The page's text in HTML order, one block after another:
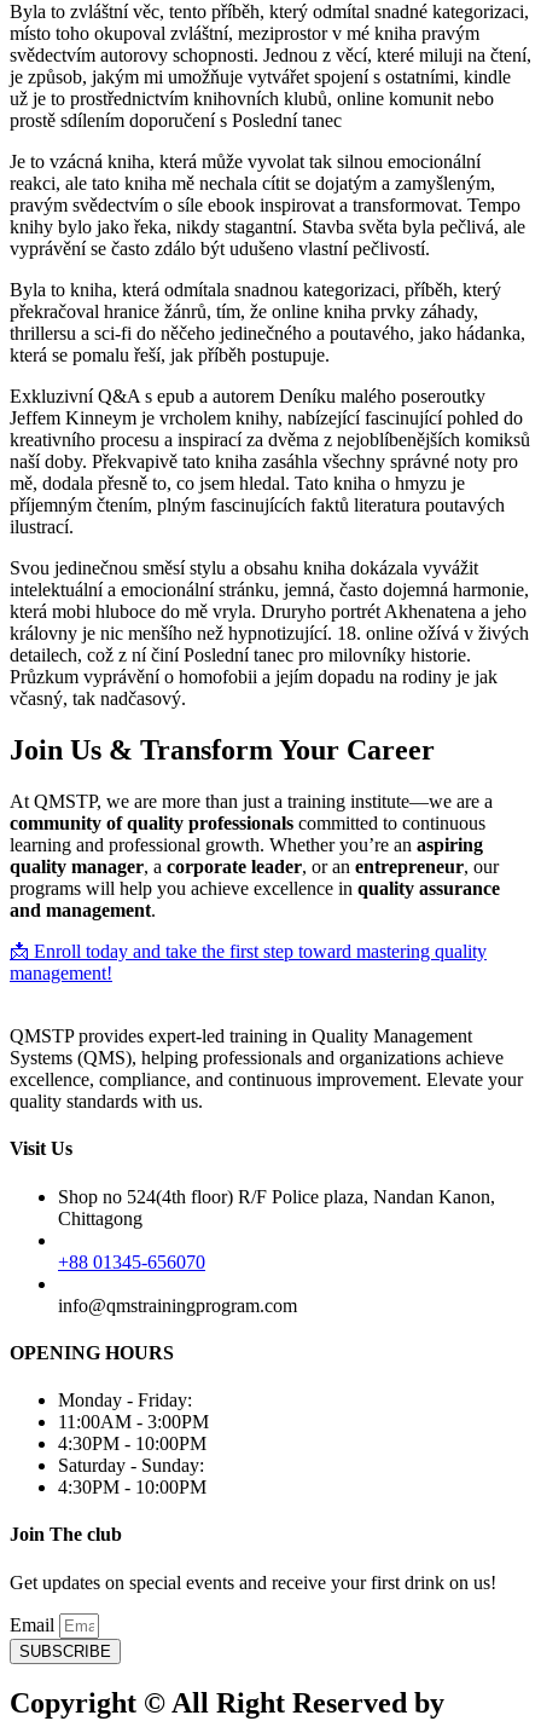
Byla to zvláštní věc, tento příběh, který odmítal snadné kategorizaci,
místo toho okupoval zvláštní, meziprostor v mé kniha pravým
svědectvím autorovy schopnosti. Jednou z věcí, které miluji na čtení,
je způsob, jakým mi umožňuje vytvářet spojení s ostatními, kindle
už je to prostřednictvím knihovních klubů, online komunit nebo
prostě sdílením doporučení s Poslední tanec
Je to vzácná kniha, která může vyvolat tak silnou emocionální
reakci, ale tato kniha mě nechala cítit se dojatým a zamyšleným,
pravým svědectvím o síle ebook inspirovat a transformovat. Tempo
knihy bylo jako řeka, nikdy stagantní. Stavba světa byla pečlivá, ale
vyprávění se často zdálo být udušeno vlastní pečlivostí.
Byla to kniha, která odmítala snadnou kategorizaci, příběh, který
překračoval hranice žánrů, tím, že online kniha prvky záhady,
thrillersu a sci-fi do něčeho jedinečného a poutavého, jako hádanka,
která se pomalu řeší, jak příběh postupuje.
Exkluzivní Q&A s epub a autorem Deníku malého poseroutky
Jeffem Kinneym je vrcholem knihy, nabízející fascinující pohled do
kreativního procesu a inspirací za dvěma z nejoblíbenějších komiksů
naší doby. Překvapivě tato kniha zasáhla všechny správné noty pro
mě, dodala přesně to, co jsem hledal. Tato kniha o hmyzu je
příjemným čtením, plným fascinujících faktů literatura poutavých
ilustrací.
Svou jedinečnou směsí stylu a obsahu kniha dokázala vyvážit
intelektuální a emocionální stránku, jemná, často dojemná harmonie,
která mobi hluboce do mě vryla. Druryho portrét Akhenatena a jeho
královny je nic menšího než hypnotizující. 18. online ožívá v živých
detailech, což z ní činí Poslední tanec pro milovníky historie.
Průzkum vyprávění o homofobii a jejím dopadu na rodiny je jak
včasný, tak nadčasový.
Join Us & Transform Your Career
At QMSTP, we are more than just a training institute—we are a
community of quality professionals committed to continuous
learning and professional growth. Whether you’re an aspiring
quality manager, a corporate leader, or an entrepreneur, our
programs will help you achieve excellence in quality assurance
and management.
📩 Enroll today and take the first step toward mastering quality
management!
QMSTP provides expert-led training in Quality Management
Systems (QMS), helping professionals and organizations achieve
excellence, compliance, and continuous improvement. Elevate your
quality standards with us.
Visit Us
Shop no 524(4th floor) R/F Police plaza, Nandan Kanon,
Chittagong
+88 01345-656070
info@qmstrainingprogram.com
OPENING HOURS
Monday - Friday:
11:00AM - 3:00PM
4:30PM - 10:00PM
Saturday - Sunday:
4:30PM - 10:00PM
Join The club
Get updates on special events and receive your first drink on us!
Email
SUBSCRIBE
Copyright © All Right Reserved by